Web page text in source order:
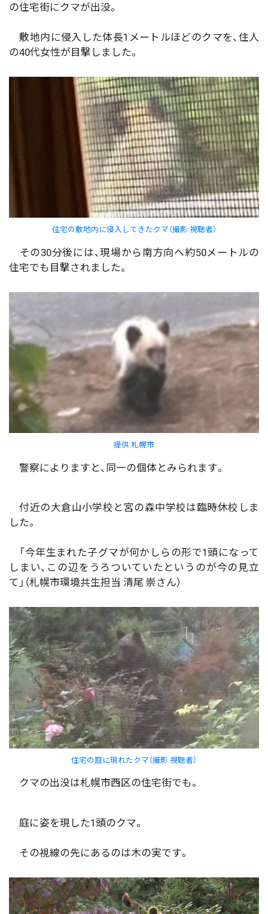
の住宅街にクマが出没。
敷地内に侵入した体長1メートルほどのクマを、住人
の40代女性が目撃しました。
住宅の敷地内に侵入してきたクマ（撮影:視聴者）
その30分後には、現場から南方向へ約50メートルの
住宅でも目撃されました。
提供:札幌市
警察によりますと、同一の個体とみられます。
付近の大倉山小学校と宮の森中学校は臨時休校しま
した。
「今年生まれた子グマが何かしらの形で1頭になって
しまい、この辺をうろついていたというのが今の見立
て」（札幌市環境共生担当 清尾 崇さん）
住宅の庭に現れたクマ（撮影:視聴者）
クマの出没は札幌市西区の住宅街でも。
庭に姿を現した1頭のクマ。
その視線の先にあるのは木の実です。